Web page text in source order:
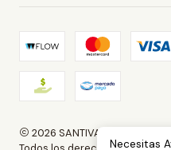
2026 SANTIVAPE.
Necesitas